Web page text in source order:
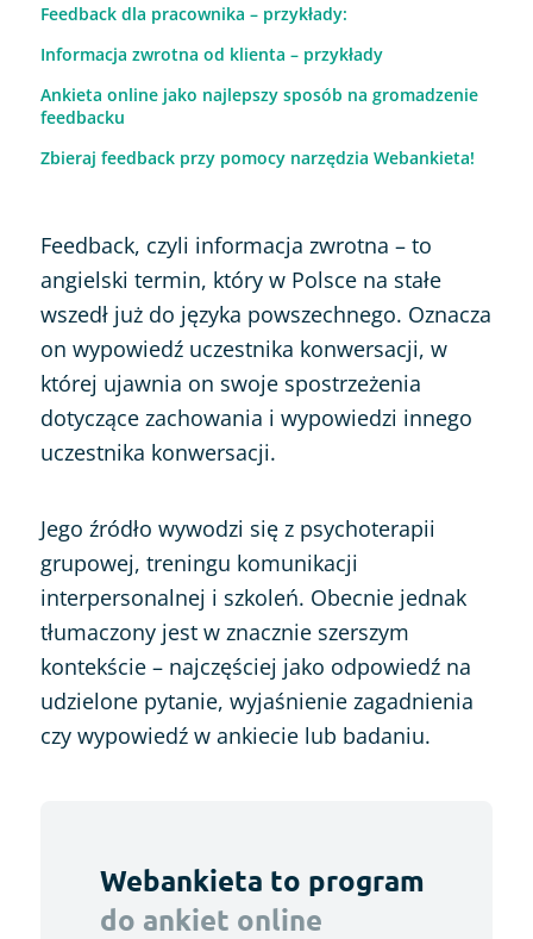
Feedback dla pracownika – przykłady:
Informacja zwrotna od klienta – przykłady
Ankieta online jako najlepszy sposób na gromadzenie
feedbacku
Zbieraj feedback przy pomocy narzędzia Webankieta!
Feedback, czyli informacja zwrotna – to
angielski termin, który w Polsce na stałe
wszedł już do języka powszechnego. Oznacza
on wypowiedź uczestnika konwersacji, w
której ujawnia on swoje spostrzeżenia
dotyczące zachowania i wypowiedzi innego
uczestnika konwersacji.
Jego źródło wywodzi się z psychoterapii
grupowej, treningu komunikacji
interpersonalnej i szkoleń. Obecnie jednak
tłumaczony jest w znacznie szerszym
kontekście – najczęściej jako odpowiedź na
udzielone pytanie, wyjaśnienie zagadnienia
czy wypowiedź w ankiecie lub badaniu.
Webankieta to program
do ankiet online